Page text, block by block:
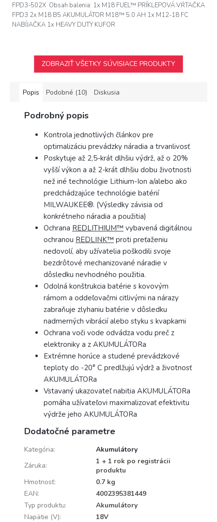
FPD3-502X Obsah balenia: 1x M18 FUEL™ PRÍKLEPOVÁ VŔTAČKA
FPD3 2x M18 B5 AKUMULÁTOR M18™ 5.0 AH 1x M12-18 FC
NABÍJAČKA 1x HEAVY DUTY KUFOR
ZOBRAZIŤ VŠETKY SÚVISIACE PRODUKTY
Popis Podobné (10) Diskusia
Podrobný popis
Kontrola jednotlivých článkov pre
optimalizáciu prevádzky náradia a trvanlivosť
Poskytuje až 2,5-krát dlhšiu výdrž, až o 20%
vyšší výkon a až 2-krát dlhšiu dobu životnosti
než iné technológie Lithium-Ion a/alebo ako
predchádzajúce technológie batérií
MILWAUKEE®. (Výsledky závisia od
konkrétneho náradia a použitia)
Ochrana REDLITHIUM™ vybavená digitálnou
ochranou REDLINK™ proti preťaženiu
nedovolí, aby užívatelia poškodili svoje
bezdrôtové mechanizované náradie v
dôsledku nevhodného použitia.
Odolná konštrukcia batérie s kovovým
rámom a oddeľovačmi citlivými na nárazy
zabraňuje zlyhaniu batérie v dôsledku
nadmerných vibrácií alebo styku s kvapkami
Ochrana voči vode odvádza vodu preč z
elektroniky a z AKUMULÁTORa
Extrémne horúce a studené prevádzkové
teploty do -20° C predlžujú výdrž a životnosť
AKUMULÁTORa
Vstavaný ukazovateľ nabitia AKUMULÁTORa
pomáha užívateľovi maximalizovať efektivitu
výdrže jeho AKUMULÁTORa
Dodatočné parametre
Kategória:
Akumulátory
Záruka:
1 + 1 rok po registrácii
produktu
Hmotnosť:
0.7 kg
EAN:
4002395381449
Typ produktu:
Akumulátory
Napätie (V):
18V